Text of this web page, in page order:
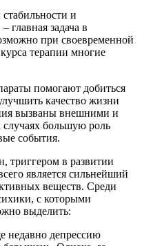
и
главная задача в
при своевременной
терапии многие
помогают добиться
качество жизни
вызваны внешними и
большую роль
события.
триггером в развитии
является сильнейший
веществ. Среди
с которыми
выделить:
недавно депрессию